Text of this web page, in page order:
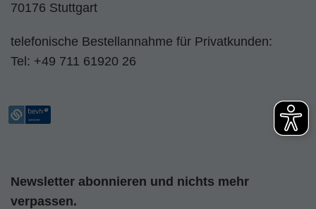
70176 Stuttgart
telefonische Bestellannahme für Privatkunden:
Tel: +49 711 61920 26
Newsletter abonnieren und nichts mehr
verpassen.